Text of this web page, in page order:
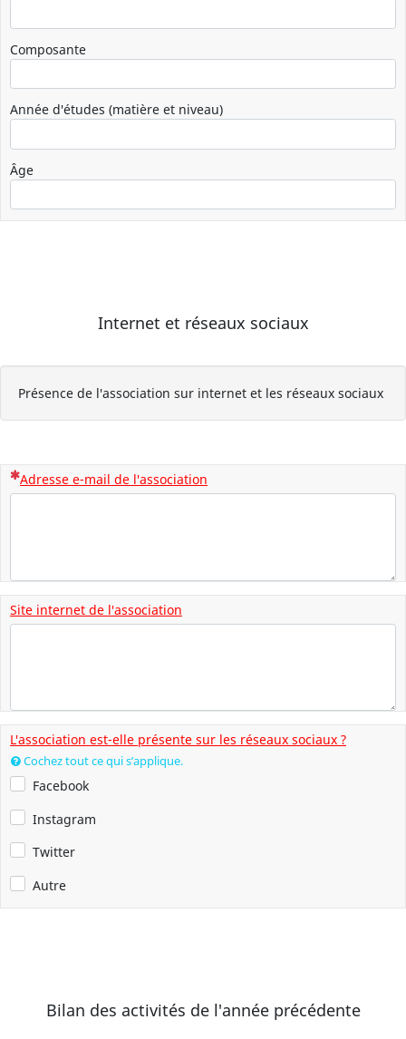
Composante
Année d'études (matière et niveau)
Âge
Internet et réseaux sociaux
Présence de l'association sur internet et les réseaux sociaux
(Cette question est obligatoire)
Adresse e-mail de l'association
Site internet de l'association
L'association est-elle présente sur les réseaux sociaux ?
Cochez tout ce qui s’applique.
Facebook
Instagram
Twitter
Autre
Bilan des activités de l'année précédente